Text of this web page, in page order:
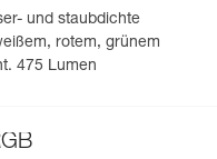
Ihrer PSA
und staubdichte
rotem, grünem
475 Lumen